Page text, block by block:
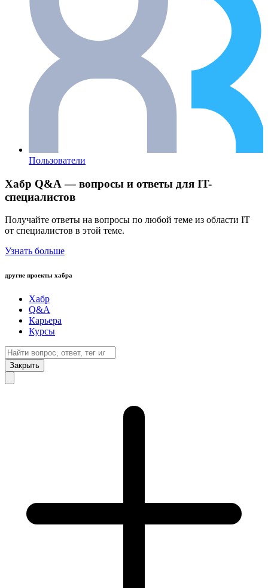
Пользователи
Хабр Q&A — вопросы и ответы для IT-
специалистов
Получайте ответы на вопросы по любой теме из области IT
от специалистов в этой теме.
Узнать больше
другие проекты хабра
Хабр
Q&A
Карьера
Курсы
Закрыть